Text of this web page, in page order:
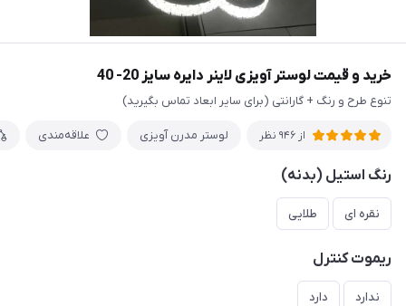
خرید و قیمت لوستر آویزی لاینر دایره سایز 20- 40
تنوع طرح و رنگ + گارانتی (برای سایر ابعاد تماس بگیرید)
از 946 نظر لوستر مدرن آویزی علاقه‌مندی
رنگ استیل (بدنه)
نقره ای طلایی
ریموت کنترل
ندارد دارد